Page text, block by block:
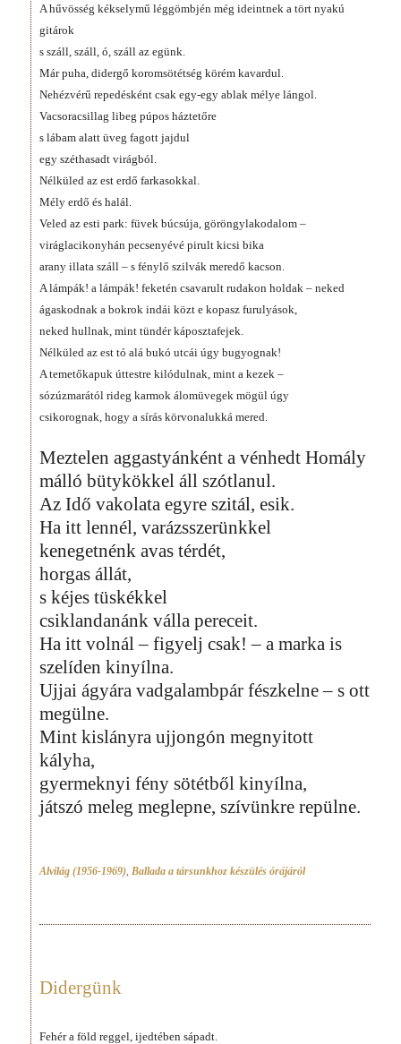
A hűvösség kékselymű léggömbjén még ideintnek a tört nyakú
gitárok
s száll, száll, ó, száll az egünk.
Már puha, didergő koromsötétség körém kavardul.
Nehézvérű repedésként csak egy-egy ablak mélye lángol.
Vacsoracsillag libeg púpos háztetőre
s lábam alatt üveg fagott jajdul
egy széthasadt virágból.
Nélküled az est erdő farkasokkal.
Mély erdő és halál.
Veled az esti park: füvek búcsúja, göröngylakodalom –
viráglacikonyhán pecsenyévé pirult kicsi bika
arany illata száll – s fénylő szilvák meredő kacson.
A lámpák! a lámpák! feketén csavarult rudakon holdak – neked
ágaskodnak a bokrok indái közt e kopasz furulyások,
neked hullnak, mint tündér káposztafejek.
Nélküled az est tó alá bukó utcái úgy bugyognak!
A temetőkapuk úttestre kilódulnak, mint a kezek –
sózúzmarától rideg karmok álomüvegek mögül úgy
csikorognak, hogy a sírás körvonalukká mered.
Meztelen aggastyánként a vénhedt Homály
málló bütykökkel áll szótlanul.
Az Idő vakolata egyre szitál, esik.
Ha itt lennél, varázsszerünkkel
kenegetnénk avas térdét,
horgas állát,
s kéjes tüskékkel
csiklandanánk válla pereceit.
Ha itt volnál – figyelj csak! – a marka is
szelíden kinyílna.
Ujjai ágyára vadgalambpár fészkelne – s ott
megülne.
Mint kislányra ujjongón megnyitott
kályha,
gyermeknyi fény sötétből kinyílna,
játszó meleg meglepne, szívünkre repülne.
Alvilág (1956-1969), Ballada a társunkhoz készülés órájáról
Didergünk
Fehér a föld reggel, ijedtében sápadt.